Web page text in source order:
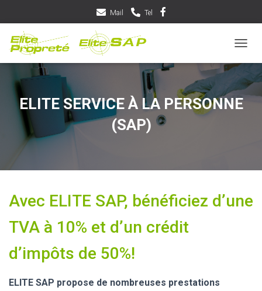
Mail Tel
É
I
E
G
A
ELITE SERVICE À LA PERSONNE
(SAP)
Avec ELITE SAP, bénéficiez d’une
TVA à 10% et d’un crédit
d’impôts de 50%!
ELITE SAP propose de nombreuses prestations